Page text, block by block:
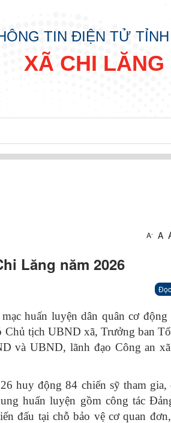
TIN ĐIỆN TỬ
XÃ CHI LĂNG
A- A
Lăng năm 2026
huấn luyện dân quân cơ động
tịch UBND xã, Trưởng ban
và UBND, lãnh đạo Công an
huy động 84 chiến sỹ tham gia,
huấn luyện gồm công tác
đấu tại chỗ bảo vệ cơ quan